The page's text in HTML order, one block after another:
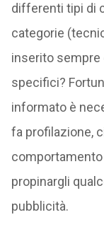
differenti tipi di
categorie
inserito sempre
specifici?
informato è
fa profilazione,
propinargli
pubblicità.